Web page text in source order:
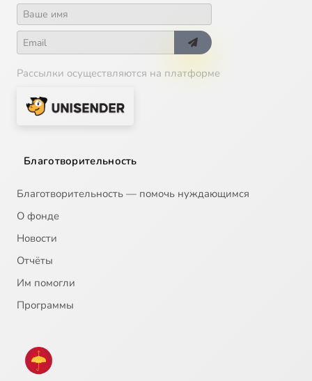
Рассылки осуществляются на платформе
Благотворительность
Благотворительность — помочь нуждающимся
О фонде
Новости
Отчёты
Им помогли
Программы